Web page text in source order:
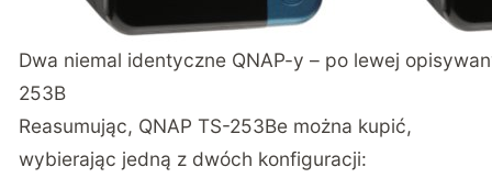
Dwa niemal identyczne QNAP-y – po lewej
253B
Reasumując, QNAP TS-253Be można kupić,
wybierając jedną z dwóch konfiguracji: